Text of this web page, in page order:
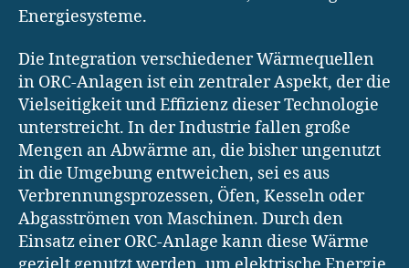
Energiesysteme.
Die Integration verschiedener Wärmequellen
in ORC-Anlagen ist ein zentraler Aspekt, der die
Vielseitigkeit und Effizienz dieser Technologie
unterstreicht. In der Industrie fallen große
Mengen an Abwärme an, die bisher ungenutzt
in die Umgebung entweichen, sei es aus
Verbrennungsprozessen, Öfen, Kesseln oder
Abgasströmen von Maschinen. Durch den
Einsatz einer ORC-Anlage kann diese Wärme